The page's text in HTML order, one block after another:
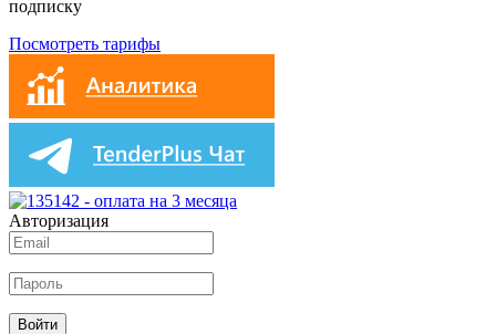
подписку
Посмотреть тарифы
Авторизация
Войти